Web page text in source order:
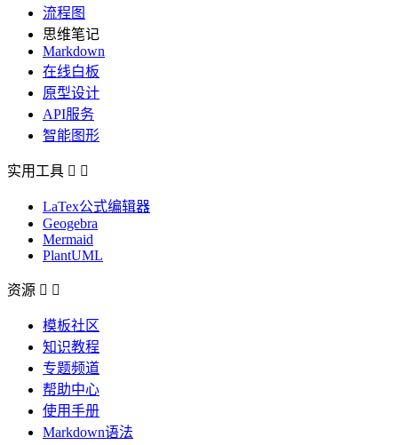
流程图
思维笔记
Markdown
在线白板
原型设计
API服务
智能图形
实用工具  
LaTex公式编辑器
Geogebra
Mermaid
PlantUML
资源  
模板社区
知识教程
专题频道
帮助中心
使用手册
Markdown语法